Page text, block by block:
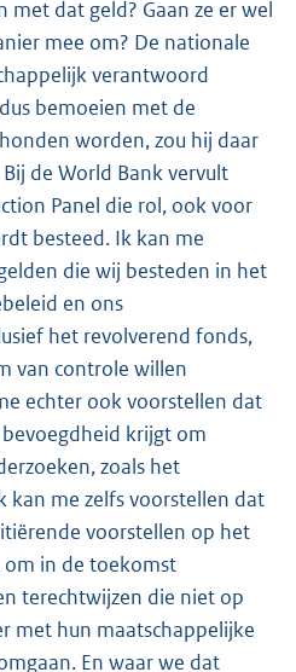
dat geld? Gaan ze er wel
mee om? De nationale
verantwoord
bemoeien met de
worden, zou hij daar
de World Bank vervult
Panel die rol, ook voor
besteed. Ik kan me
die wij besteden in het
en ons
het revolverend fonds,
van controle willen
echter ook voorstellen dat
krijgt om
zoals het
kan me zelfs voorstellen dat
voorstellen op het
om in de toekomst
terechtwijzen die niet op
met hun maatschappelijke
En waar we dat